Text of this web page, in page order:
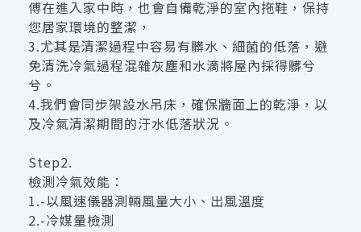
傅在進入家中時，也會自備乾淨的室內拖鞋，保持
您居家環境的整潔，
3.尤其是清潔過程中容易有髒水、細菌的低落，避
免清洗冷氣過程混雜灰塵和水滴將屋內採得髒兮
兮。
4.我們會同步架設水吊床，確保牆面上的乾淨，以
及冷氣清潔期間的汙水低落狀況。
Step2.
檢測冷氣效能：
1.-以風速儀器測輛風量大小、出風溫度
2.-冷媒量檢測